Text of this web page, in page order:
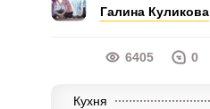
Галина Куликова
6405 0
Кухня